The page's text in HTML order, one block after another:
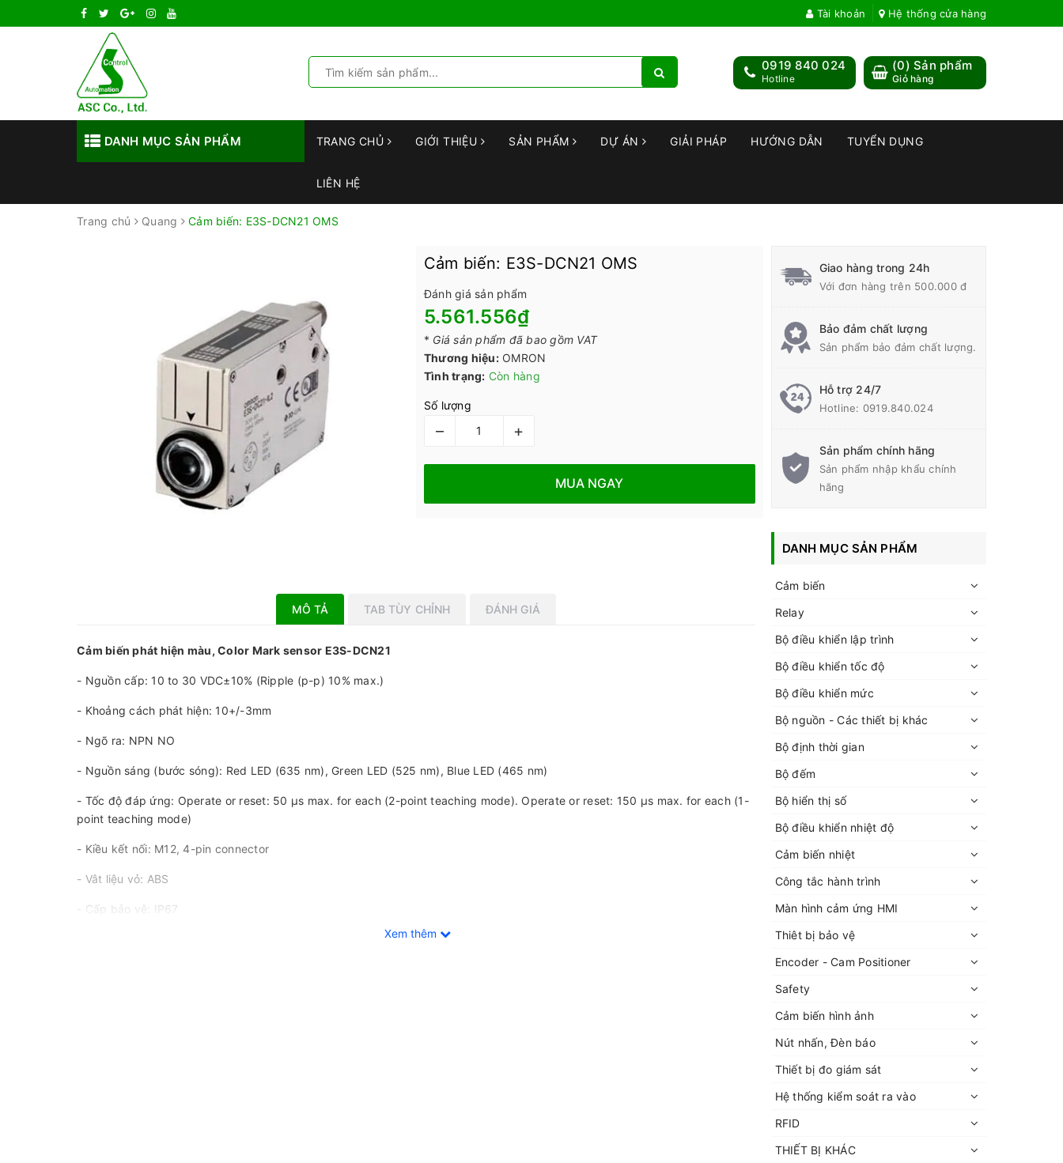
Tài khoản Hệ thống cửa hàng
(0) Sản phẩm
Giỏ hàng
0919 840 024
Hotline
DANH MỤC SẢN PHẨM TRANG CHỦ GIỚI THIỆU SẢN PHẨM DỰ ÁN GIẢI PHÁP HƯỚNG DẪN TUYỂN DỤNG
LIÊN HỆ
Trang chủ Quang Cảm biến: E3S-DCN21 OMS
Cảm biến: E3S-DCN21 OMS
Đánh giá sản phẩm
5.561.556₫
* Giá sản phẩm đã bao gồm VAT
Thương hiệu: OMRON
Tình trạng: Còn hàng
Số lượng
– +
MUA NGAY
MÔ TẢ TAB TÙY CHỈNH ĐÁNH GIÁ
Cảm biến phát hiện màu, Color Mark sensor E3S-DCN21
- Nguồn cấp: 10 to 30 VDC±10% (Ripple (p-p) 10% max.)
- Khoảng cách phát hiện: 10+/-3mm
- Ngõ ra: NPN NO
- Nguồn sáng (bước sóng): Red LED (635 nm), Green LED (525 nm), Blue LED (465 nm)
- Tốc độ đáp ứng: Operate or reset: 50 μs max. for each (2-point teaching mode). Operate or reset: 150 μs max. for each (1-
point teaching mode)
- Kiều kết nối: M12, 4-pin connector
- Vât liệu vỏ: ABS
- Cấp bảo vệ: IP67
Xem thêm
Giao hàng trong 24h
Với đơn hàng trên 500.000 đ
Bảo đảm chất lượng
Sản phẩm bảo đảm chất lượng.
Hỗ trợ 24/7
Hotline: 0919.840.024
Sản phẩm chính hãng
Sản phẩm nhập khẩu chính
hãng
DANH MỤC SẢN PHẨM
Cảm biến
Relay
Bộ điều khiển lập trình
Bộ điều khiển tốc độ
Bộ điều khiển mức
Bộ nguồn - Các thiết bị khác
Bộ định thời gian
Bộ đếm
Bộ hiển thị số
Bộ điều khiển nhiệt độ
Cảm biến nhiệt
Công tắc hành trình
Màn hình cảm ứng HMI
Thiêt bị bảo vệ
Encoder - Cam Positioner
Safety
Cảm biến hình ảnh
Nút nhấn, Đèn báo
Thiết bị đo giám sát
Hệ thống kiểm soát ra vào
RFID
THIẾT BỊ KHÁC